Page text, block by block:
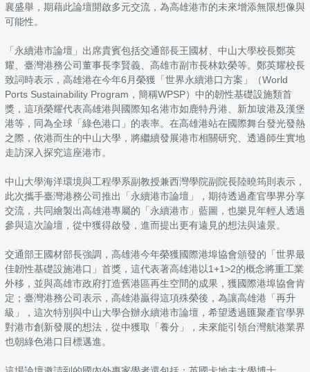
襄盛舉，期藉此論壇開啟多元交流，為高雄港市的未來增添無限想像與
可能性。
「永續港市論壇」出席貴賓包括交通部長王國材、中山大學校長鄭英
耀、臺灣港務公司董事長李賢義、高雄市副市長林欽榮等。鄭英耀校長
致詞時表示，高雄港在今年6月榮獲「世界永續港口方案」（World
Ports Sustainability Program，簡稱WPSP）中的韌性基礎設施類首
獎，這項榮耀代表高雄港與國際知名港市如鹿特丹港、新加玻港及漢堡
港等，同為全球「綠色港口」的表率。在高雄港站在國際舞台發光發熱
之際，依港而生的中山大學，將繼續發展港市相關研究、透過師生實地
走訪深入探究這座港市。
中山大學海洋環境與工程學系副教授兼西灣學院副院長陸曉筠則表示，
此次攜手臺灣港務公司推出「永續港市論壇」，期待透過產官學界分享
交流，共同繪製出高雄港專屬的「永續港市」藍圖，也樂見年輕人透過
參與這次論壇，從中獲得啟發，進而提出更有遠見的想法與遠景。
交通部王國材部長強調，高雄港今年榮獲國際港埠協會頒發的「世界最
佳韌性基礎設施港口」首獎，這代表著高雄港以1+1>2的概念將重工業
外移，並與高雄市政府打造舊港區再生空間的成果，獲國際港埠協會肯
定；臺灣港務公司表示，高雄港贏得這項殊榮後，為讓高雄港「再升
級」，這次特別與中山大學合辦永續港市論壇，希望透過匯聚產官學界
對港市創新發展的想法，從中獲取「養分」，未來能引領台灣航港業界
也朝綠色港口目標邁進。